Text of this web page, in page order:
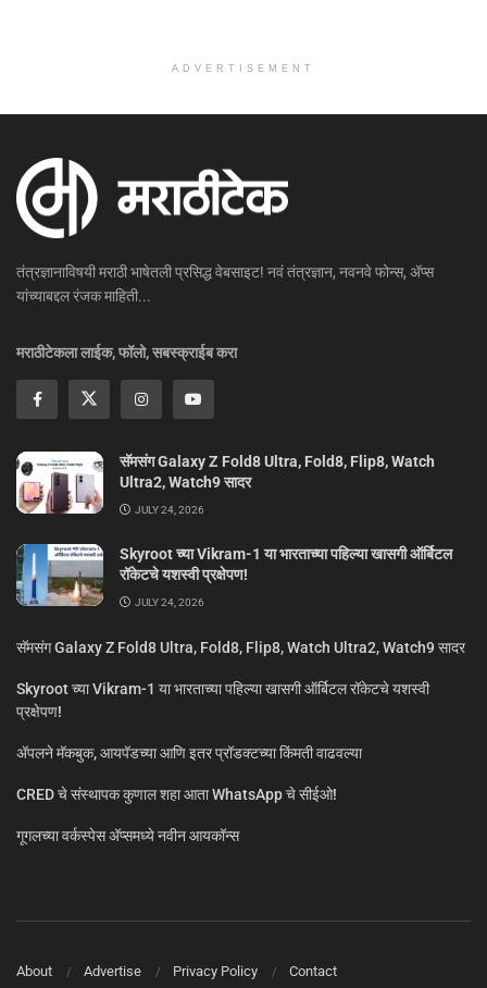
ADVERTISEMENT
तंत्रज्ञानाविषयी मराठी भाषेतली प्रसिद्ध वेबसाइट! नवं तंत्रज्ञान, नवनवे फोन्स, ॲप्स
यांच्याबद्दल रंजक माहिती...
मराठीटेकला लाईक, फॉलो, सबस्क्राईब करा
सॅमसंग Galaxy Z Fold8 Ultra, Fold8, Flip8, Watch
Ultra2, Watch9 सादर
JULY 24, 2026
Skyroot च्या Vikram-1 या भारताच्या पहिल्या खासगी ऑर्बिटल
रॉकेटचे यशस्वी प्रक्षेपण!
JULY 24, 2026
सॅमसंग Galaxy Z Fold8 Ultra, Fold8, Flip8, Watch Ultra2, Watch9 सादर
Skyroot च्या Vikram-1 या भारताच्या पहिल्या खासगी ऑर्बिटल रॉकेटचे यशस्वी
प्रक्षेपण!
ॲपलने मॅकबुक, आयपॅडच्या आणि इतर प्रॉडक्टच्या किंमती वाढवल्या
CRED चे संस्थापक कुणाल शहा आता WhatsApp चे सीईओ!
गूगलच्या वर्कस्पेस अ‍ॅप्समध्ये नवीन आयकॉन्स
About Advertise Privacy Policy Contact